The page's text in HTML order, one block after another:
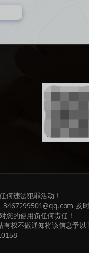
何违法犯罪活动！
3467299501@qq.com 及
您的使用负任何责任！
权不做通知将该信息予以